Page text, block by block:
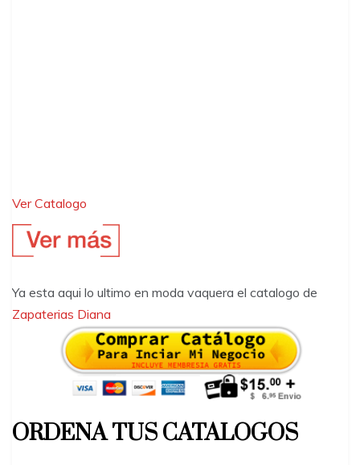
Ver Catalogo
Ya esta aqui lo ultimo en moda vaquera el catalogo de
Zapaterias Diana
ORDENA TUS CATALOGOS